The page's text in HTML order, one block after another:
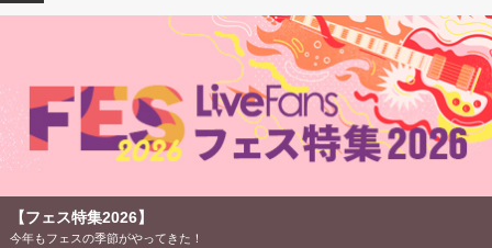
2026
【ライブ動員ランキング】2026年上半期編発表！
【フェス特集2026】
今年もフェスの季節がやってきた！